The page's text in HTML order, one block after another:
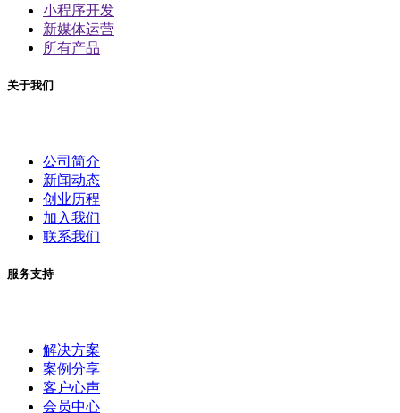
小程序开发
新媒体运营
所有产品
关于我们
公司简介
新闻动态
创业历程
加入我们
联系我们
服务支持
解决方案
案例分享
客户心声
会员中心